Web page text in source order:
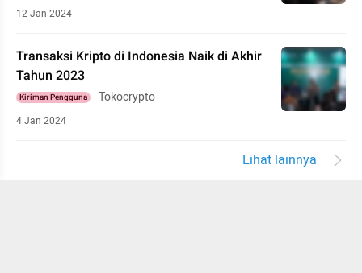
12 Jan 2024
Transaksi Kripto di Indonesia Naik di Akhir
Tahun 2023
Kiriman Pengguna Tokocrypto
4 Jan 2024
Lihat lainnya